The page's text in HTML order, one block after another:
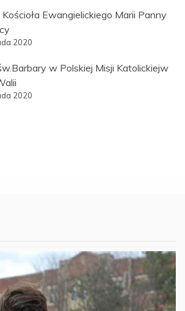
Ewangielickiego Marii Panny
2020
w Polskiej Misji Katolickiejw
2020